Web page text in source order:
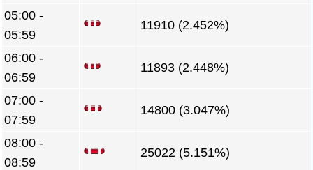
05:00 -
05:59
11910 (2.452%)
06:00 -
06:59
11893 (2.448%)
07:00 -
07:59
14800 (3.047%)
08:00 -
08:59
25022 (5.151%)